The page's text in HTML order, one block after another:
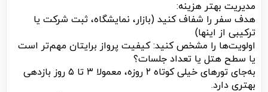
مدیریت بهتر هزینه:
هدف سفر را شفاف کنید (بازار، نمایشگاه، ثبت شرکت یا
ترکیبی از اینها)
اولویت‌ها را مشخص کنید: کیفیت پرواز برایتان مهم‌تر است
یا سطح هتل یا تعداد جلسات؟
به‌جای تورهای خیلی کوتاه ۲ روزه، معمولا ۳ تا ۵ روز بازدهی
بهتری دارد.